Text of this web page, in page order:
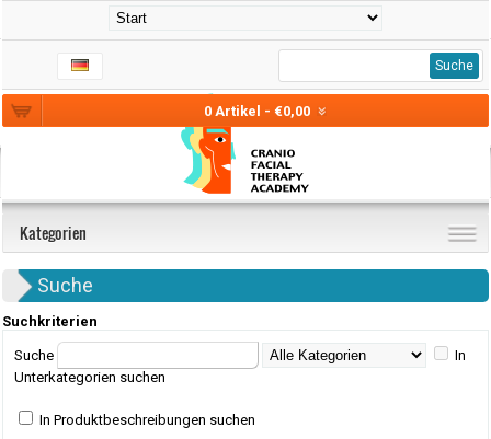
0 Artikel - €0,00
Suche
Kategorien
Suche
Suchkriterien
Suche
In
Unterkategorien suchen
In Produktbeschreibungen suchen